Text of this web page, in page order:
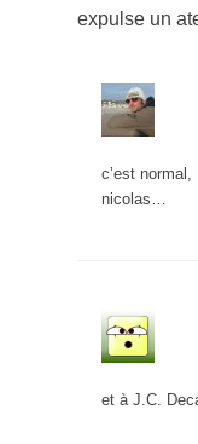
expulse un
c’est
nicolas…
et à J.C.